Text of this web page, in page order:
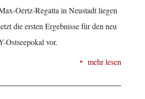
Oertz-Regatta in Neustadt liegen
die ersten Ergebnisse für den neu
Ostseepokal vor.
mehr lesen